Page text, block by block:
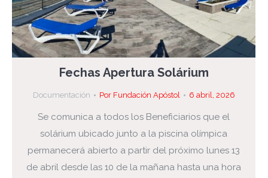
Fechas Apertura Solárium
Documentación Por Fundación Apóstol 6 abril, 2026
Se comunica a todos los Beneficiarios que el
solárium ubicado junto a la piscina olímpica
permanecerá abierto a partir del próximo lunes 13
de abril desde las 10 de la mañana hasta una hora